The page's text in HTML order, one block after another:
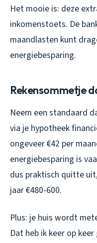
Het mooie is: deze
inkomenstoets. De
maandlasten kunt
energiebesparing.
Rekensommetje
Neem een standaard
via je hypotheek
ongeveer €42 per
energiebesparing is
dus praktisch quitte
jaar €480-600.
Plus: je huis wordt
Dat heb ik keer op